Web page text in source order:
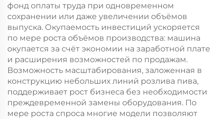
фонд оплаты труда при одновременном
сохранении или даже увеличении объёмов
выпуска. Окупаемость инвестиций ускоряется
по мере роста объёмов производства: машина
окупается за счёт экономии на заработной плате
и расширения возможностей по продажам.
Возможность масштабирования, заложенная в
конструкцию небольших линий розлива пива,
поддерживает рост бизнеса без необходимости
преждевременной замены оборудования. По
мере роста спроса многие модели позволяют